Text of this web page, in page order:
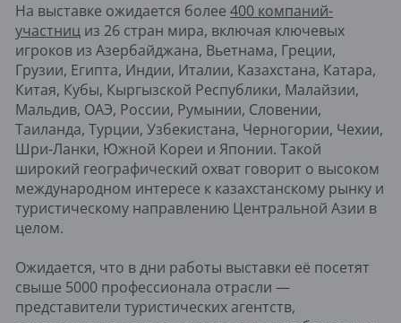
На выставке ожидается более 400 компаний-
участниц из 26 стран мира, включая ключевых
игроков из Азербайджана, Вьетнама, Греции,
Грузии, Египта, Индии, Италии, Казахстана, Катара,
Китая, Кубы, Кыргызской Республики, Малайзии,
Мальдив, ОАЭ, России, Румынии, Словении,
Таиланда, Турции, Узбекистана, Черногории, Чехии,
Шри-Ланки, Южной Кореи и Японии. Такой
широкий географический охват говорит о высоком
международном интересе к казахстанскому рынку и
туристическому направлению Центральной Азии в
целом.
Ожидается, что в дни работы выставки её посетят
свыше 5000 профессионала отрасли —
представители туристических агентств,